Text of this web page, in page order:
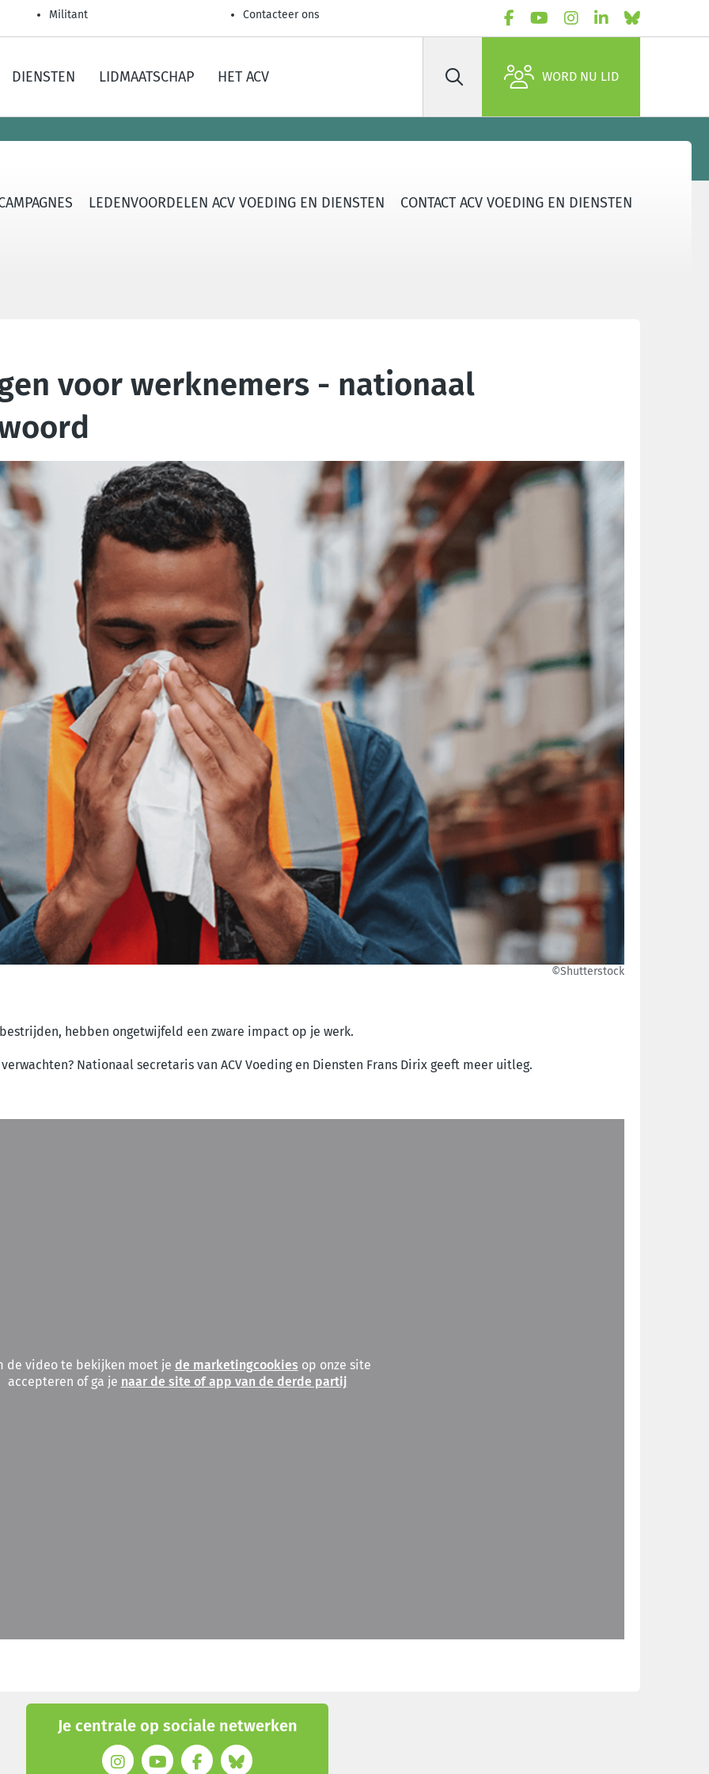
Militant Contacteer ons
DIENSTEN LIDMAATSCHAP HET ACV Zoek WORD NU LID
LEDENVOORDELEN ACV VOEDING EN DIENSTEN CONTACT ACV VOEDING EN DIENSTEN
voor werknemers - nationaal
©Shutterstock
hebben ongetwijfeld een zware impact op je werk.
Nationaal secretaris van ACV Voeding en Diensten Frans Dirix geeft meer uitleg.
de video te bekijken moet je de marketingcookies op onze site
accepteren of ga je naar de site of app van de derde partij
Je centrale op sociale netwerken